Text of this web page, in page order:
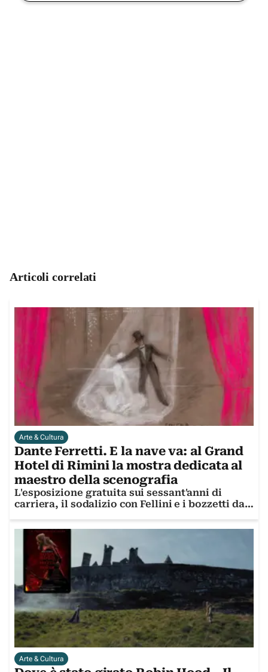
Articoli correlati
Arte & Cultura
Dante Ferretti. E la nave va: al Grand
Hotel di Rimini la mostra dedicata al
maestro della scenografia
L'esposizione gratuita sui sessant'anni di
carriera, il sodalizio con Fellini e i bozzetti da
Arte & Cultura